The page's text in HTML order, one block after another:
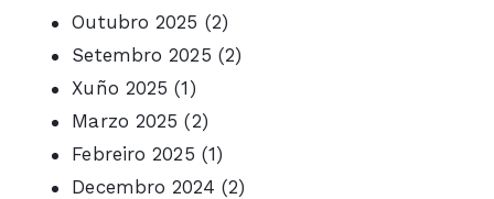
Outubro 2025 (2)
Setembro 2025 (2)
Xuño 2025 (1)
Marzo 2025 (2)
Febreiro 2025 (1)
Decembro 2024 (2)